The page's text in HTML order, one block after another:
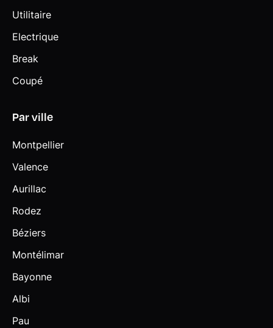
Utilitaire
Electrique
Break
Coupé
Par ville
Montpellier
Valence
Aurillac
Rodez
Béziers
Montélimar
Bayonne
Albi
Pau